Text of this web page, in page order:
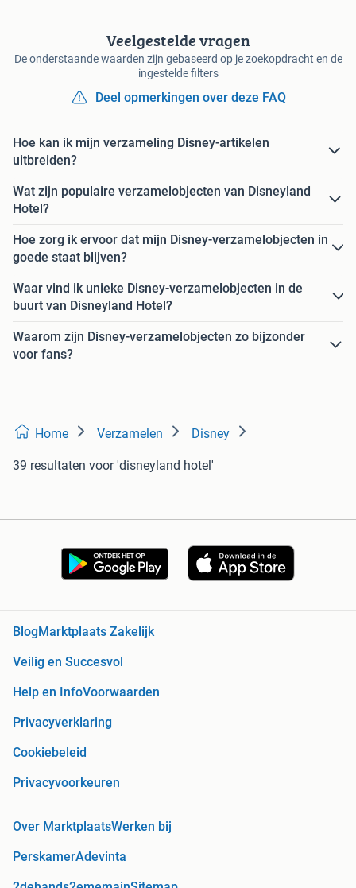
Veelgestelde vragen
De onderstaande waarden zijn gebaseerd op je zoekopdracht en de
ingestelde filters
Deel opmerkingen over deze FAQ
Hoe kan ik mijn verzameling Disney-artikelen
uitbreiden?
Wat zijn populaire verzamelobjecten van Disneyland
Hotel?
Hoe zorg ik ervoor dat mijn Disney-verzamelobjecten in
goede staat blijven?
Waar vind ik unieke Disney-verzamelobjecten in de
buurt van Disneyland Hotel?
Waarom zijn Disney-verzamelobjecten zo bijzonder
voor fans?
Home Verzamelen Disney
39 resultaten voor 'disneyland hotel'
BlogMarktplaats Zakelijk
Veilig en Succesvol
Help en InfoVoorwaarden
Privacyverklaring
Cookiebeleid
Privacyvoorkeuren
Over MarktplaatsWerken bij
PerskamerAdevinta